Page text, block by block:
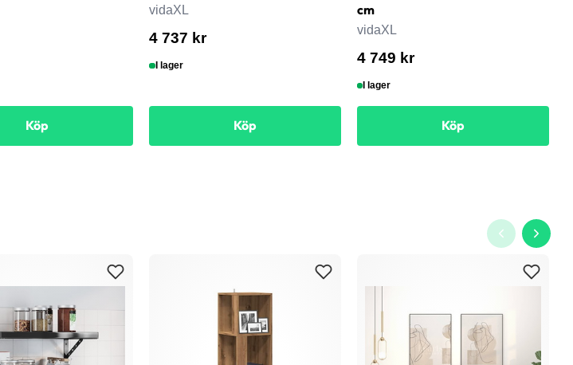
Köp
vidaXL
4 737 kr
I lager
Köp
cm
vidaXL
4 749 kr
I lager
Köp